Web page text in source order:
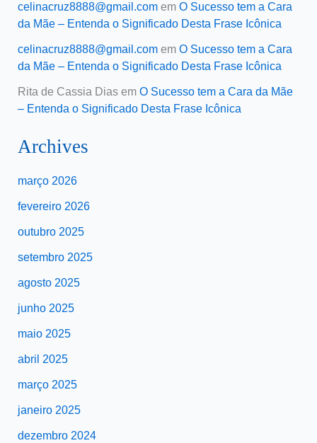
celinacruz8888@gmail.comem O Sucesso tem a Cara
da Mãe – Entenda o Significado Desta Frase Icônica
celinacruz8888@gmail.comem O Sucesso tem a Cara
da Mãe – Entenda o Significado Desta Frase Icônica
Rita de Cassia Diasem O Sucesso tem a Cara da Mãe
– Entenda o Significado Desta Frase Icônica
Archives
março 2026
fevereiro 2026
outubro 2025
setembro 2025
agosto 2025
junho 2025
maio 2025
abril 2025
março 2025
janeiro 2025
dezembro 2024